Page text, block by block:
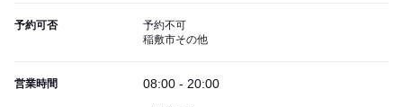
予約可否
予約不可
稲敷市その他
営業時間 08:00 - 20:00